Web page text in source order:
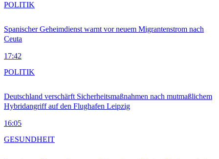
Spanischer Geheimdienst warnt vor neuem Migrantenstrom nach
Ceuta
17:42
POLITIK
Deutschland verschärft Sicherheitsmaßnahmen nach mutmaßlichem
Hybridangriff auf den Flughafen Leipzig
16:05
POLITIK
GESUNDHEIT